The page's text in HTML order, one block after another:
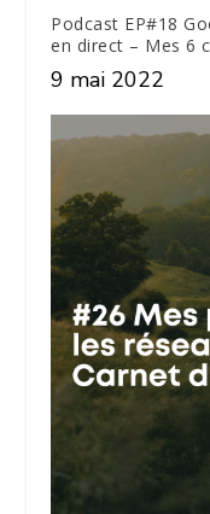
Podcast EP#18
en direct – Mes 6
9 mai 2022